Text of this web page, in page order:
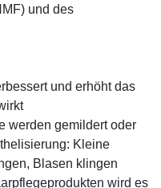
und des
und erhöht das
werden gemildert oder
Kleine
Blasen klingen
wird es